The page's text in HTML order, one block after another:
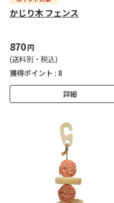
かじり木 フェンス
870円
(送料別・税込)
獲得ポイント : 8
詳細